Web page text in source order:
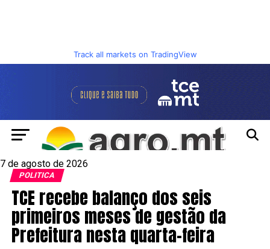
Track all markets on TradingView
7 de agosto de 2026
POLITICA
TCE recebe balanço dos seis
primeiros meses de gestão da
Prefeitura nesta quarta-feira